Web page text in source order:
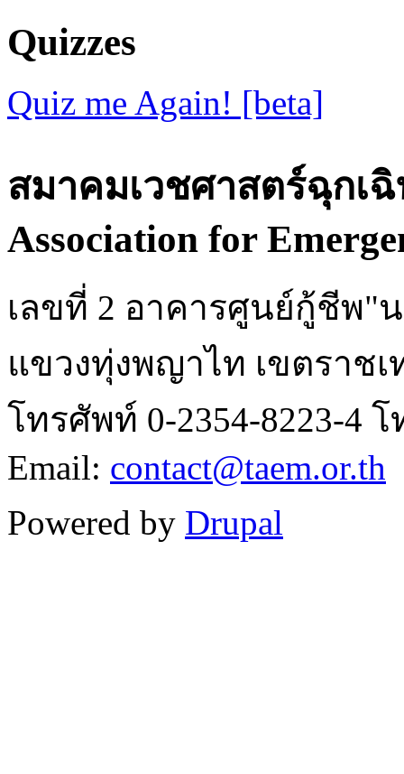
Quizzes
Quiz me Again! [beta]
สมาคมเวชศาสตร์ฉุกเ
Association for
เลขที่ 2 อาคารศูนย์กู้ชีพ"
แขวงทุ่งพญาไท เขตราชเ
โทรศัพท์ 0-2354-8223-4 โ
Email: contact@taem.or.th
Powered by Drupal